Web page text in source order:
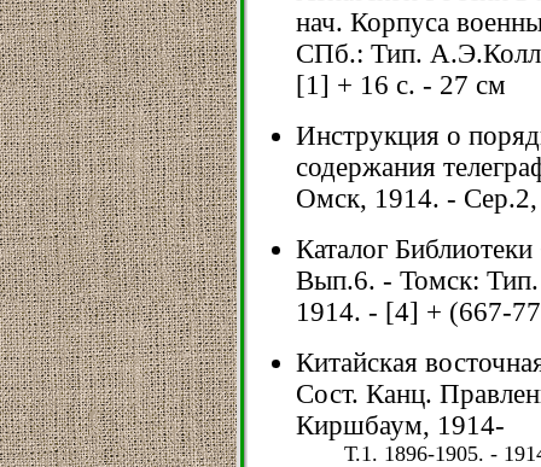
нач. Корпуса
СПб.: Тип.
[1] + 16 с. - 27 см
Инструкция о
содержания
Омск, 1914. -
Каталог
Вып.6. - Томск:
1914. - [4] + (667-
Китайская
Сост. Канц.
Киршбаум, 1914-
Т.1. 1896-1905. -